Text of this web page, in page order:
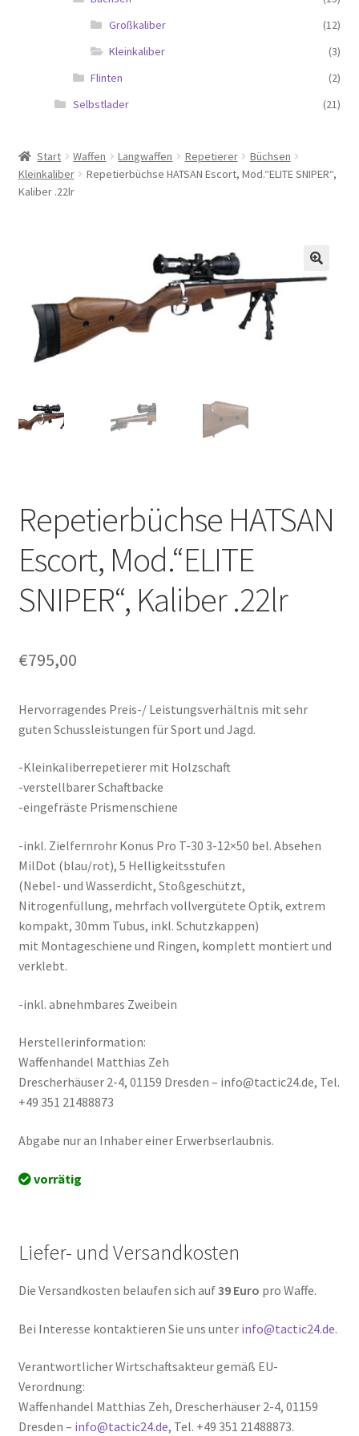
Großkaliber
(12)
Kleinkaliber
(3)
Flinten
(2)
Selbstlader
(21)
Start Waffen Langwaffen Repetierer
Büchsen
Kleinkaliber
Repetierbüchse HATSAN Escort, Mod.“ELITE SNIPER“,
Kaliber .22lr
🔍
Repetierbüchse HATSAN
Escort, Mod.“ELITE
SNIPER“, Kaliber .22lr
€795,00
Hervorragendes Preis-/ Leistungsverhältnis mit sehr
guten Schussleistungen für Sport und Jagd.
-Kleinkaliberrepetierer mit Holzschaft
-verstellbarer Schaftbacke
-eingefräste Prismenschiene
-inkl. Zielfernrohr Konus Pro T-30 3-12×50 bel. Absehen
MilDot (blau/rot), 5 Helligkeitsstufen
(Nebel- und Wasserdicht, Stoßgeschützt,
Nitrogenfüllung, mehrfach vollvergütete Optik, extrem
kompakt, 30mm Tubus, inkl. Schutzkappen)
mit Montageschiene und Ringen, komplett montiert und
verklebt.
-inkl. abnehmbares Zweibein
Herstellerinformation:
Waffenhandel Matthias Zeh
Drescherhäuser 2-4, 01159 Dresden – info@tactic24.de, Tel.
+49 351 21488873
Abgabe nur an Inhaber einer Erwerbserlaubnis.
vorrätig
Liefer- und Versandkosten
Die Versandkosten belaufen sich auf39 Euro pro Waffe.
Bei Interesse kontaktieren Sie uns unter info@tactic24.de.
Verantwortlicher Wirtschaftsakteur gemäß EU-
Verordnung:
Waffenhandel Matthias Zeh, Drescherhäuser 2-4, 01159
Dresden – info@tactic24.de, Tel. +49 351 21488873.